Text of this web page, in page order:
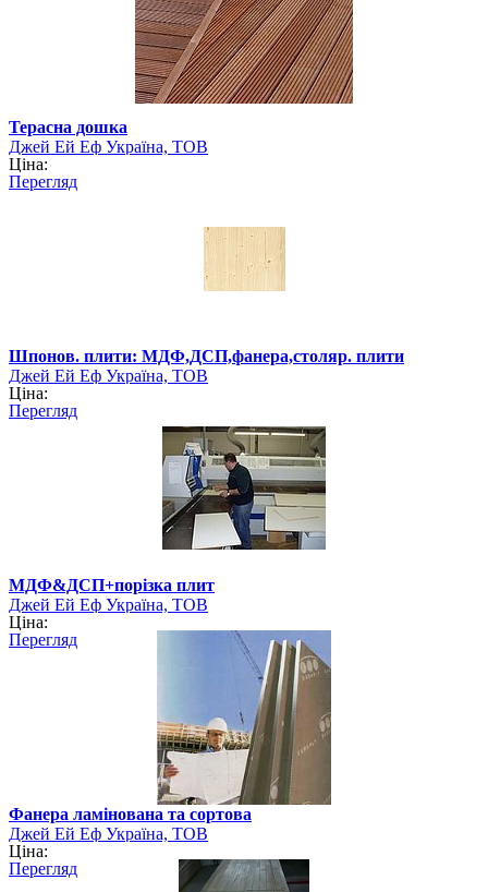
Терасна дошка
Джей Ей Еф Україна, ТОВ
Ціна:
Перегляд
Шпонов. плити: МДФ,ДСП,фанера,столяр. плити
Джей Ей Еф Україна, ТОВ
Ціна:
Перегляд
МДФ&ДСП+порізка плит
Джей Ей Еф Україна, ТОВ
Ціна:
Перегляд
Фанера ламінована та сортова
Джей Ей Еф Україна, ТОВ
Ціна:
Перегляд